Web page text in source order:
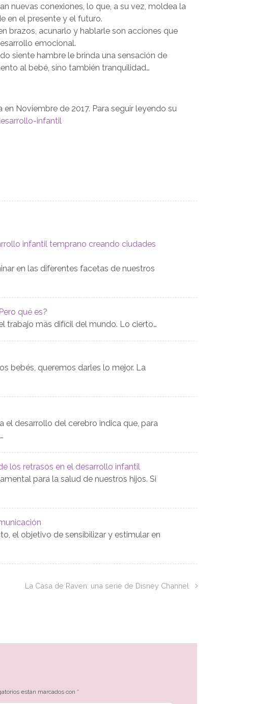
nuevas conexiones, lo que, a su vez, moldea la
en el presente y el futuro.
brazos, acunarlo y hablarle son acciones que
emocional.
siente hambre le brinda una sensación de
al bebé, sino también tranquilidad…
Noviembre de 2017. Para seguir leyendo su
infantil
infantil temprano creando ciudades
en las diferentes facetas de nuestros
qué es?
trabajo más difícil del mundo. Lo cierto…
bebés, queremos darles lo mejor. La
el desarrollo del cerebro indica que, para
los retrasos en el desarrollo infantil
para la salud de nuestros hijos. Si
el objetivo de sensibilizar y estimular en
La Casa de Raven: una serie de Disney Channel
están marcados con *